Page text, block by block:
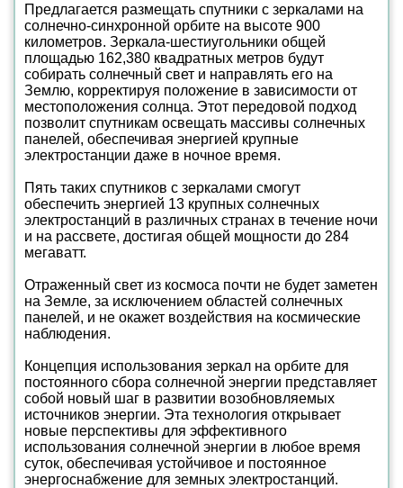
Предлагается размещать спутники с зеркалами на
солнечно-синхронной орбите на высоте 900
километров. Зеркала-шестиугольники общей
площадью 162,380 квадратных метров будут
собирать солнечный свет и направлять его на
Землю, корректируя положение в зависимости от
местоположения солнца. Этот передовой подход
позволит спутникам освещать массивы солнечных
панелей, обеспечивая энергией крупные
электростанции даже в ночное время.
Пять таких спутников с зеркалами смогут
обеспечить энергией 13 крупных солнечных
электростанций в различных странах в течение ночи
и на рассвете, достигая общей мощности до 284
мегаватт.
Отраженный свет из космоса почти не будет заметен
на Земле, за исключением областей солнечных
панелей, и не окажет воздействия на космические
наблюдения.
Концепция использования зеркал на орбите для
постоянного сбора солнечной энергии представляет
собой новый шаг в развитии возобновляемых
источников энергии. Эта технология открывает
новые перспективы для эффективного
использования солнечной энергии в любое время
суток, обеспечивая устойчивое и постоянное
энергоснабжение для земных электростанций.